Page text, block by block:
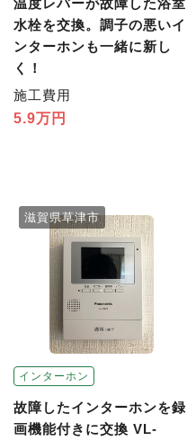
水栓を交換。調子の悪いイ
ンターホンも一緒に新し
く！
施工費用
5.9万円
インターホン
滋賀県草津市
故障したインターホンを録
画機能付きに交換 VL-